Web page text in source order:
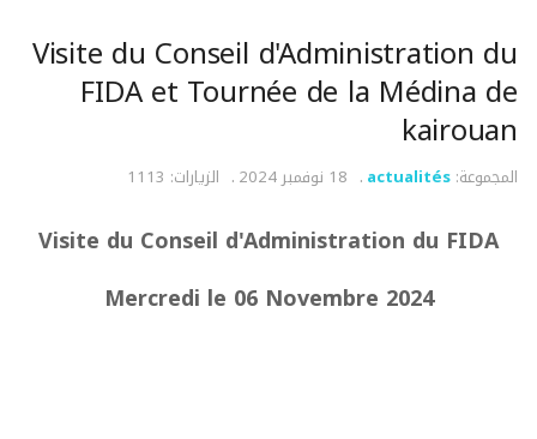
Visite du Conseil d'Administration du
FIDA et Tournée de la Médina de
kairouan
المجموعة:actualités 18 نوفمبر 2024 الزيارات: 1113
Visite du Conseil d'Administration du FIDA
Mercredi le 06 Novembre 2024